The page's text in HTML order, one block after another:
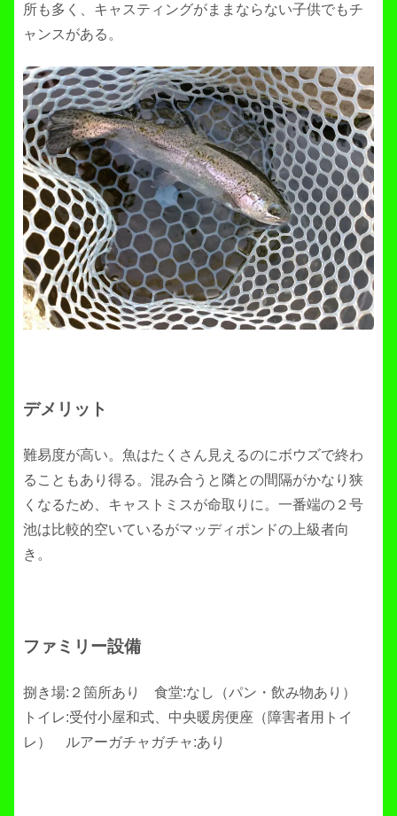
所も多く、キャスティングがままならない子供でもチ
ャンスがある。
デメリット
難易度が高い。魚はたくさん見えるのにボウズで終わ
ることもあり得る。混み合うと隣との間隔がかなり狭
くなるため、キャストミスが命取りに。一番端の２号
池は比較的空いているがマッディポンドの上級者向
き。
ファミリー設備
捌き場:２箇所あり 食堂:なし（パン・飲み物あり）
トイレ:受付小屋和式、中央暖房便座（障害者用トイ
レ） ルアーガチャガチャ:あり